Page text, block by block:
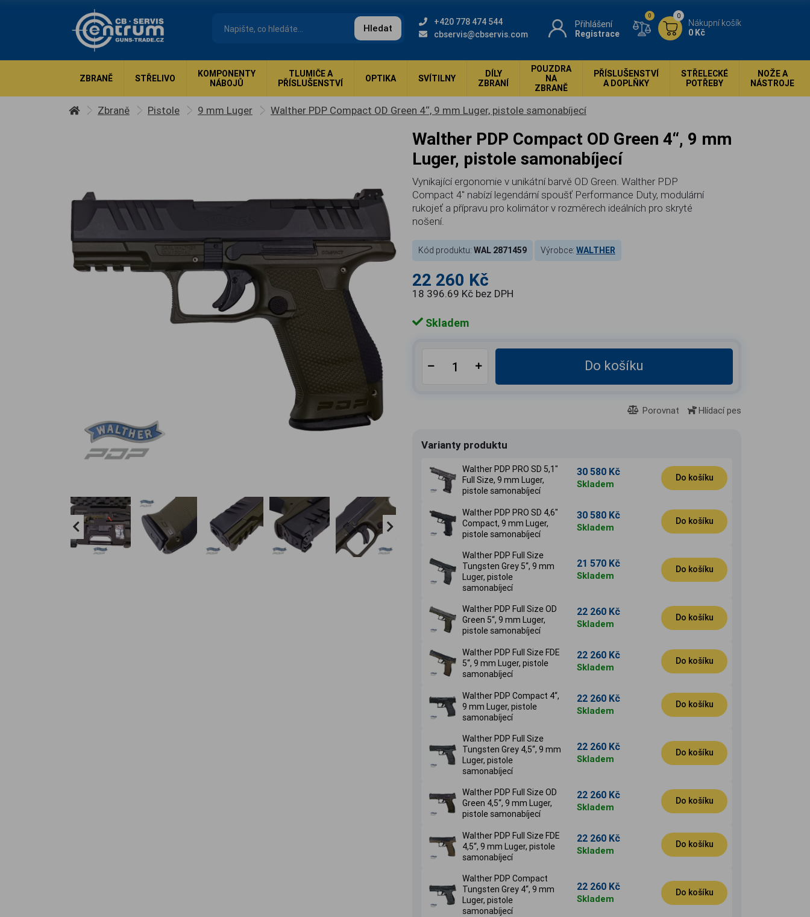
Hledat
+420 778 474 544
cbservis@cbservis.com
Přihlášení
Registrace
0
Nákupní košík
0 Kč
0
ZBRANĚ STŘELIVO
KOMPONENTY
NÁBOJŮ
TLUMIČE A
PŘÍSLUŠENSTVÍ
OPTIKA SVÍTILNY
DÍLY
ZBRANÍ
POUZDRA
NA
ZBRANĚ
PŘÍSLUŠENSTVÍ
A DOPLŇKY
STŘELECKÉ
POTŘEBY
NOŽE A
NÁSTROJE
Zbraně Pistole 9 mm Luger Walther PDP Compact OD Green 4‘‘, 9 mm Luger, pistole samonabíjecí
Walther PDP Compact OD Green 4‘‘, 9 mm
Luger, pistole samonabíjecí
Vynikající ergonomie v unikátní barvě OD Green. Walther PDP
Compact 4" nabízí legendární spoušť Performance Duty, modulární
rukojeť a přípravu pro kolimátor v rozměrech ideálních pro skryté
nošení.
Kód produktu: WAL 2871459 Výrobce: WALTHER
22 260 Kč
18 396.69 Kč bez DPH
Skladem
Do košíku
Porovnat Hlídací pes
Varianty produktu
Walther PDP PRO SD 5,1"
Full Size, 9 mm Luger,
pistole samonabíjecí
30 580 Kč
Skladem
Do košíku
Walther PDP PRO SD 4,6"
Compact, 9 mm Luger,
pistole samonabíjecí
30 580 Kč
Skladem
Do košíku
Walther PDP Full Size
Tungsten Grey 5‘‘, 9 mm
Luger, pistole
samonabíjecí
21 570 Kč
Skladem
Do košíku
Walther PDP Full Size OD
Green 5‘‘, 9 mm Luger,
pistole samonabíjecí
22 260 Kč
Skladem
Do košíku
Walther PDP Full Size FDE
5‘‘, 9 mm Luger, pistole
samonabíjecí
22 260 Kč
Skladem
Do košíku
Walther PDP Compact 4‘‘,
9 mm Luger, pistole
samonabíjecí
22 260 Kč
Skladem
Do košíku
Walther PDP Full Size
Tungsten Grey 4,5‘‘, 9 mm
Luger, pistole
samonabíjecí
22 260 Kč
Skladem
Do košíku
Walther PDP Full Size OD
Green 4,5‘‘, 9 mm Luger,
pistole samonabíjecí
22 260 Kč
Skladem
Do košíku
Walther PDP Full Size FDE
4,5‘‘, 9 mm Luger, pistole
samonabíjecí
22 260 Kč
Skladem
Do košíku
Walther PDP Compact
Tungsten Grey 4‘‘, 9 mm
Luger, pistole
samonabíjecí
22 260 Kč
Skladem
Do košíku